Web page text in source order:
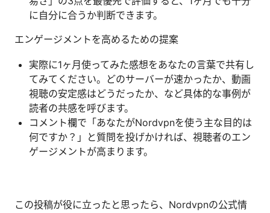
に自分に合うか判断できます。
エンゲージメントを高めるための提案
実際に1ヶ月使ってみた感想をあなたの言葉で共有し
てみてください。どのサーバーが速かったか、動画
視聴の安定感はどうだったか、など具体的な事例が
読者の共感を呼びます。
コメント欄で「あなたがNordvpnを使う主な目的は
何ですか？」と質問を投げかければ、視聴者のエン
ゲージメントが高まります。
この投稿が役に立ったと思ったら、Nordvpnの公式情